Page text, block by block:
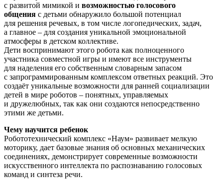
с развитой мимикой и возможностью голосового
общения с детьми обнаружило большой потенциал
для решения речевых, в том числе логопедических, задач,
а главное – для создания уникальной эмоциональной
атмосферы в детском коллективе.
Дети воспринимают этого робота как полноценного
участника совместной игры и имеют все инструменты
для наделения его собственным словарным запасом
с запрограммированным комплексом ответных реакций. Это
создаёт уникальные возможности для ранней социализации
детей в мире роботов – понятных, управляемых
и дружелюбных, так как они создаются непосредственно
этими же детьми.
Чему научится ребенок
Робототехнический комплекс «Наум» развивает мелкую
моторику, дает базовые знания об основных механических
соединениях, демонстрирует современные возможности
искусственного интеллекта по распознаванию голосовых
команд и синтеза речи.